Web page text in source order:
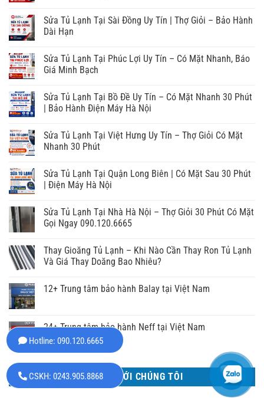
Sửa Tủ Lạnh Tại Sài Đồng Uy Tín | Thợ Giỏi – Bảo Hành
Dài Hạn
Sửa Tủ Lạnh Tại Phúc Lợi Uy Tín – Có Mặt Nhanh, Báo
Giá Minh Bạch
Sửa Tủ Lạnh Tại Bồ Đề Uy Tín – Có Mặt Nhanh 30 Phút
| Bảo Hành Điện Máy Hà Nội
Sửa Tủ Lạnh Tại Việt Hưng Uy Tín – Thợ Giỏi Có Mặt
Nhanh 30 Phút
Sửa Tủ Lạnh Tại Quận Long Biên | Có Mặt Sau 30 Phút
| Điện Máy Hà Nội
Sửa Tủ Lạnh Tại Nhà Hà Nội – Thợ Giỏi 30 Phút Có Mặt
Gọi Ngay 090.120.6665
Thay Gioăng Tủ Lạnh – Khi Nào Cần Thay Ron Tủ Lạnh
Và Giá Thay Doăng Bao Nhiêu?
12+ Trung tâm bảo hành Balay tại Việt Nam
24+ Trung tâm bảo hành Neff tại Việt Nam
LIÊN HỆ VỚI CHÚNG TÔI
Hotline: 090.120.6665
CSKH: 0243.905.8868